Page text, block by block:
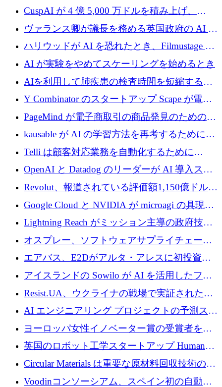
子力タービンが1500万ポンドの資金調達でス
テルスから浮上
CuspAI が 4 億 5,000 万ドルを積み上げ、
Resist.UA が 5,000 万ユーロの基金を立ち上
げ、DSIT が廃止される
ヴァランス卿が議長を務める英国政府の AI タ
スクフォースが発足
ハリウッドが AI を恐れたとき、Filmustage は
代わりにプリプロダクションに賭けました
AI が実験をやめてスケーリングを始めるとき
AIを利用して肺疾患の検査時間を短縮する英
国のヘルステック挑戦者が1900万ドルを獲得
Y Combinator のスタートアップ Scape が電子
メールを再考するために 320 万ドルを調達し
てステルスから浮上
PageMind が電子商取引の商品発見のための
AI を拡張するために 120 万ユーロを調達
kausable が AI の学習方法を再考するために
1,200 万ユーロを調達
Telli は顧客対応業務を自動化するために
1,500 万ドルのシードを確保
OpenAI と Datadog のリーダーが AI 導入スタ
ートアップ Arrakis を支援
Revolut、報道されている評価額1,150億ドルで
の新たな二次株式売却を確認
Google Cloud と NVIDIA が microagi の具現化
された AI の野望を推進
Lightning Reach がミッション主導の政府技術
グループとしてポートフォリオを拡大し ETG
に買収
オスプレー、ソフトウェアサプライチェーン
攻撃を阻止するために265万ドルを確保
エアバス、E2Dがアルタ・アレスに初投資、
欧州防衛技術ファンドに5億ユーロを拠出
アイスランドの Sowilo が AI を活用したファ
ッション製品インテリジェンス プラットフォ
ームを拡大するためにプレシードを調達
Resist.UA、ウクライナの戦場で実証された防
衛技術を拡大するために5,000万ユーロの欧州
基金を立ち上げる
AI エンジニアリング プロジェクトの予測スタ
ートアップ Cascade が a16z アクセラレータか
らの支援を獲得
ヨーロッパ女性イノベーター賞の受賞者を紹
介します
英国のロボット工学スタートアップ Humanoid
がシリーズ A 1 億 5,200 万ドルで評価額 13 億
5,000 万ドルに到達
Circular Materials は重要な原材料回収技術の拡
張に 1,180 万ユーロを確保
Voodinコンソーシアム、スペイン初の自動木